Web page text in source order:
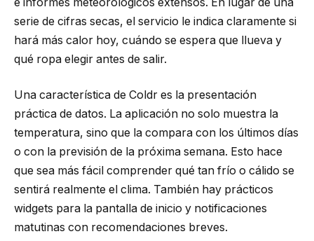
serie de cifras secas, el servicio le indica claramente si
hará más calor hoy, cuándo se espera que llueva y
qué ropa elegir antes de salir.
Una característica de Coldr es la presentación
práctica de datos. La aplicación no solo muestra la
temperatura, sino que la compara con los últimos días
o con la previsión de la próxima semana. Esto hace
que sea más fácil comprender qué tan frío o cálido se
sentirá realmente el clima. También hay prácticos
widgets para la pantalla de inicio y notificaciones
matutinas con recomendaciones breves.